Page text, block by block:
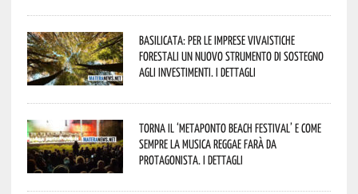
Basilicata: per le imprese vivaistiche
forestali un nuovo strumento di sostegno
agli investimenti. I dettagli
Torna il ‘Metaponto beach festival’ e come
sempre la musica reggae farà da
protagonista. I dettagli